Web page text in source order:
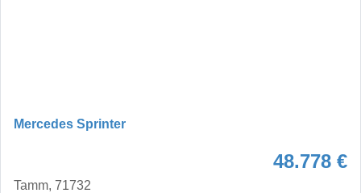
Mercedes Sprinter
48.778 €
Tamm, 71732